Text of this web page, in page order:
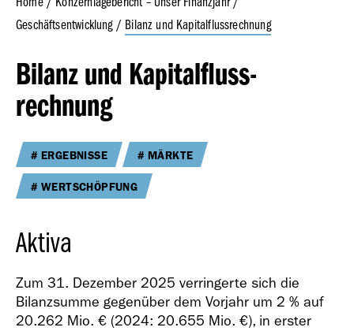
Geschäfts­bericht
2023
2022
Geschäftsentwicklung
Bilanz und Kapitalflussrechnung
Bilanz und Kapitalfluss­
rechnung
ERGEBNISSE MÄRKTE
WERTSCHÖPFUNG
Aktiva
Zum 31. Dezember 2025 verringerte sich die
Bilanzsumme gegenüber dem Vorjahr um 2 % auf
20.262 Mio. € (2024: 20.655 Mio. €), in erster